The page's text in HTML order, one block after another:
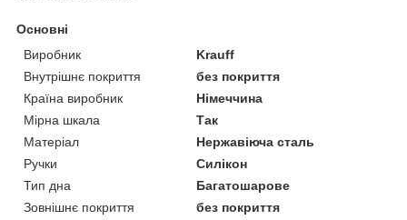
Основні
Виробник
Krauff
Внутрішнє покриття
без покриття
Країна виробник
Німеччина
Мірна шкала
Так
Матеріал
Нержавіюча сталь
Ручки
Силікон
Тип дна
Багатошарове
Зовнішнє покриття
без покриття